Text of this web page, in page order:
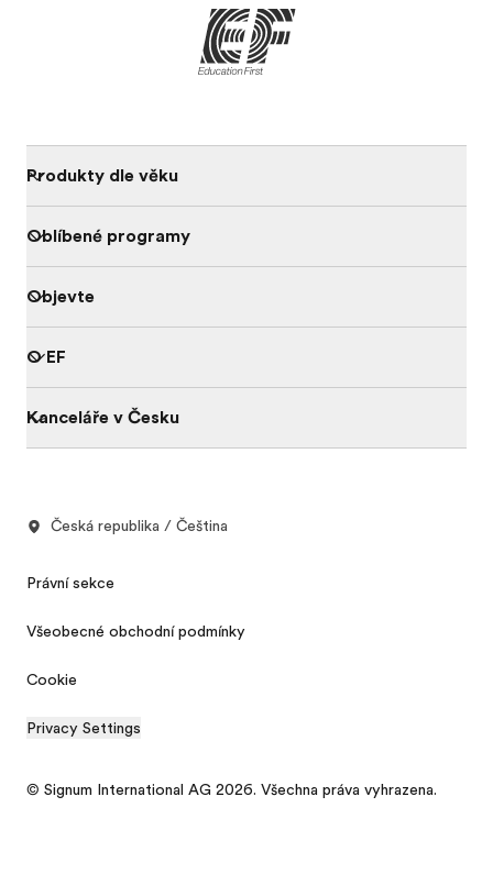
Produkty dle věku
Oblíbené programy
Objevte
O EF
Kanceláře v Česku
Česká republika / Čeština
Právní sekce
Všeobecné obchodní podmínky
Cookie
Privacy Settings
© Signum International AG 2026. Všechna práva vyhrazena.